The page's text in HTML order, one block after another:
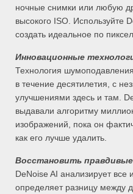
ночные снимки или любую
высокого ISO. Используйте
создать идеальное по
Инновационные
Технология
в течение десятилетия, с
улучшениями здесь и там.
выдавали алгоритму
изображений, пока он
как его лучше удалить.
Восстановить
DeNoise AI анализирует все
определяет разницу между